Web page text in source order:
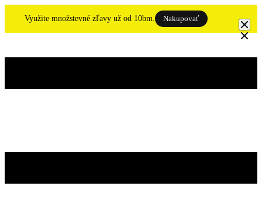
Využite množstevné zľavy už od 10bm. Nakupovať